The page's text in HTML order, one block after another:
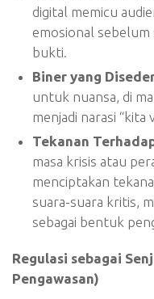
digital memicu
emosional
bukti.
Biner yang
untuk nuansa, di
menjadi narasi
Tekanan
masa krisis atau
menciptakan
suara-suara kritis,
sebagai bentuk
Regulasi sebagai
Pengawasan)